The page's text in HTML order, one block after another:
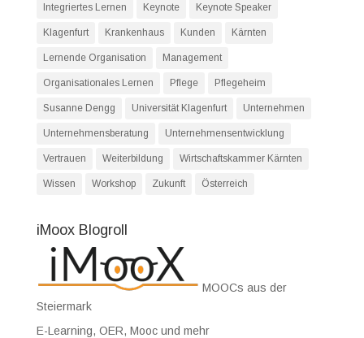
Integriertes Lernen Keynote Keynote Speaker
Klagenfurt Krankenhaus Kunden Kärnten
Lernende Organisation Management
Organisationales Lernen Pflege Pflegeheim
Susanne Dengg Universität Klagenfurt Unternehmen
Unternehmensberatung Unternehmensentwicklung
Vertrauen Weiterbildung Wirtschaftskammer Kärnten
Wissen Workshop Zukunft Österreich
iMoox Blogroll
MOOCs aus der
Steiermark
E-Learning, OER, Mooc und mehr